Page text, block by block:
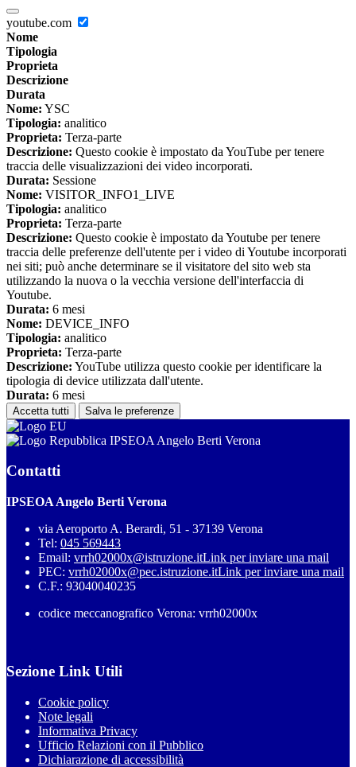
youtube.com
Nome
Tipologia
Proprieta
Descrizione
Durata
Nome: YSC
Tipologia: analitico
Proprieta: Terza-parte
Descrizione: Questo cookie è impostato da YouTube per tenere
traccia delle visualizzazioni dei video incorporati.
Durata: Sessione
Nome: VISITOR_INFO1_LIVE
Tipologia: analitico
Proprieta: Terza-parte
Descrizione: Questo cookie è impostato da Youtube per tenere
traccia delle preferenze dell'utente per i video di Youtube incorporati
nei siti; può anche determinare se il visitatore del sito web sta
utilizzando la nuova o la vecchia versione dell'interfaccia di
Youtube.
Durata: 6 mesi
Nome: DEVICE_INFO
Tipologia: analitico
Proprieta: Terza-parte
Descrizione: YouTube utilizza questo cookie per identificare la
tipologia di device utilizzata dall'utente.
Durata: 6 mesi
Accetta tutti Salva le preferenze
IPSEOA Angelo Berti Verona
Contatti
IPSEOA Angelo Berti Verona
via Aeroporto A. Berardi, 51 - 37139 Verona
Tel: 045 569443
Email: vrrh02000x@istruzione.itLink per inviare una mail
PEC: vrrh02000x@pec.istruzione.itLink per inviare una mail
C.F.: 93040040235
codice meccanografico Verona: vrrh02000x
Sezione Link Utili
Cookie policy
Note legali
Informativa Privacy
Ufficio Relazioni con il Pubblico
Dichiarazione di accessibilità